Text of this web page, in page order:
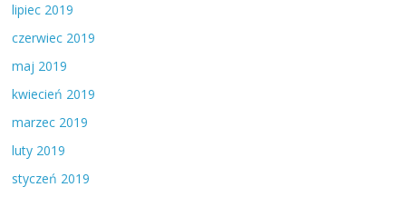
lipiec 2019
czerwiec 2019
maj 2019
kwiecień 2019
marzec 2019
luty 2019
styczeń 2019